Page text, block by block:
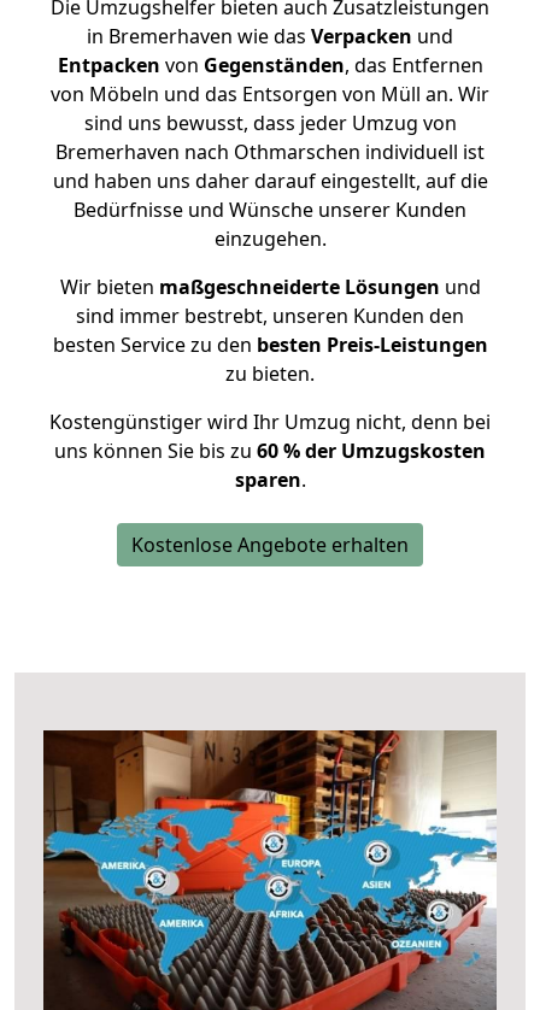
Die Umzugshelfer bieten auch Zusatzleistungen
in Bremerhaven wie das Verpacken und
Entpacken von Gegenständen, das Entfernen
von Möbeln und das Entsorgen von Müll an. Wir
sind uns bewusst, dass jeder Umzug von
Bremerhaven nach Othmarschen individuell ist
und haben uns daher darauf eingestellt, auf die
Bedürfnisse und Wünsche unserer Kunden
einzugehen.
Wir bieten maßgeschneiderte Lösungen und
sind immer bestrebt, unseren Kunden den
besten Service zu den besten Preis-Leistungen
zu bieten.
Kostengünstiger wird Ihr Umzug nicht, denn bei
uns können Sie bis zu 60 % der Umzugskosten
sparen.
Kostenlose Angebote erhalten